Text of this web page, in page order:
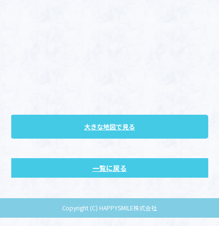
大きな地図で見る
一覧に戻る
Copyright (C) HAPPYSMILE株式会社